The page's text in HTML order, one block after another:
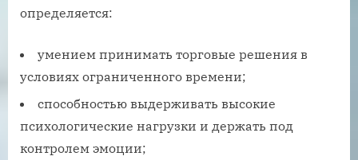
определяется:
умением принимать торговые решения в
условиях ограниченного времени;
способностью выдерживать высокие
психологические нагрузки и держать под
контролем эмоции;